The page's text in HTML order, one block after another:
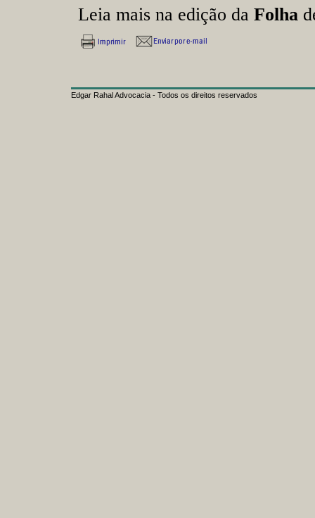
Leia mais na edição da Folha
Edgar Rahal Advocacia - Todos os direitos reservados